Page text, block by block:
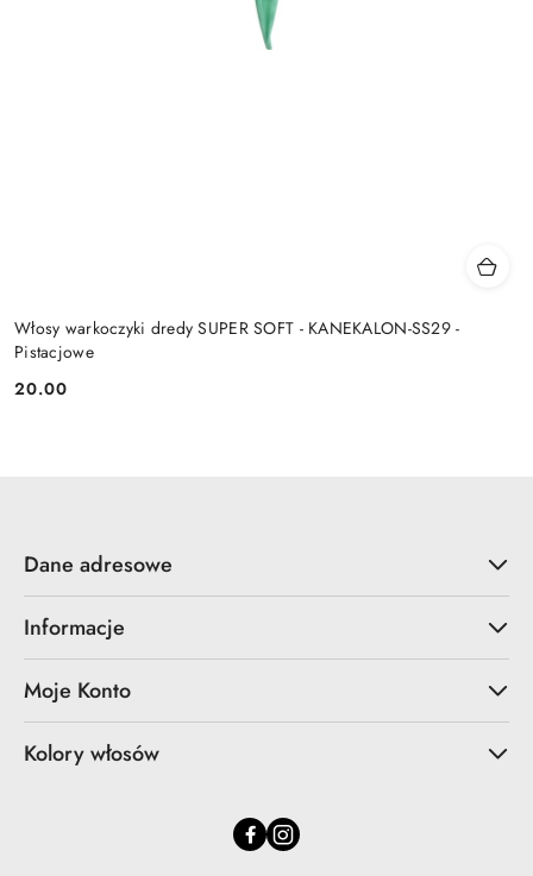
Włosy warkoczyki dredy SUPER SOFT - KANEKALON-SS29 -
Pistacjowe
Cena:
20.00
Dane adresowe
Informacje
Moje Konto
Kolory włosów